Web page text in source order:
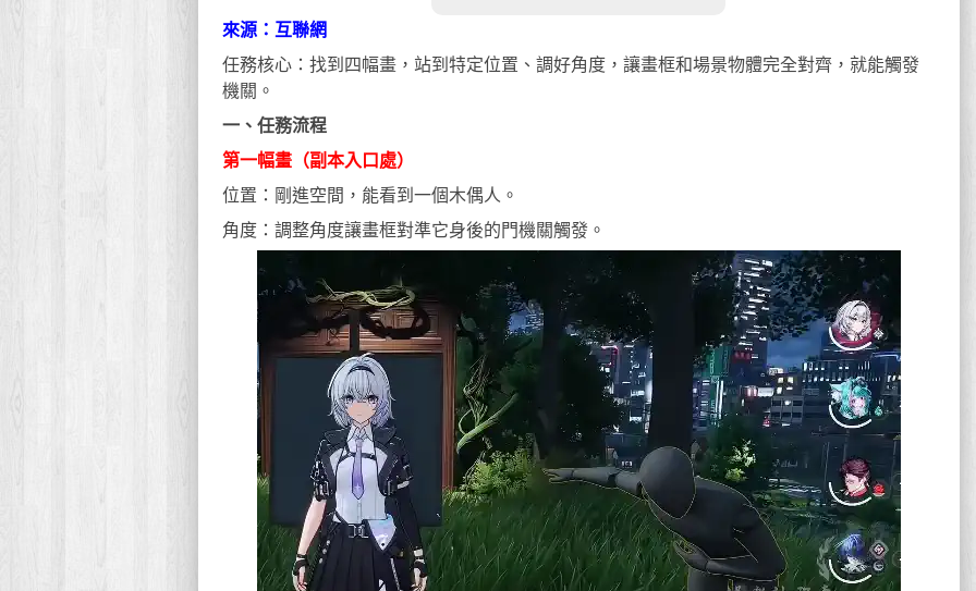
來源：互聯網
任務核心：找到四幅畫，站到特定位置、調好角度，讓畫框和場景物體完全對齊，就能觸發
機關。
一、任務流程
第一幅畫（副本入口處）
位置：剛進空間，能看到一個木偶人。
角度：調整角度讓畫框對準它身後的門機關觸發。